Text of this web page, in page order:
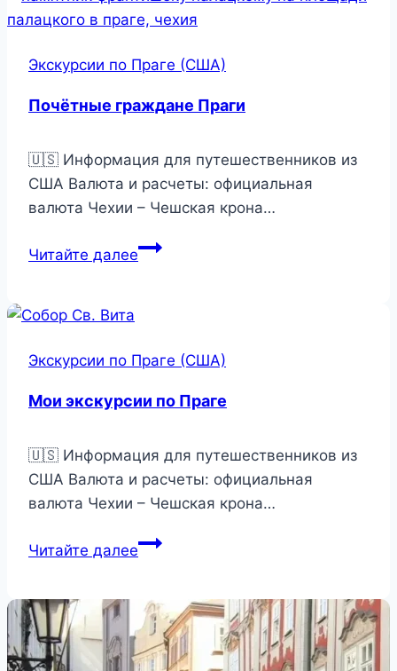
Экскурсии по Праге (США)
Почётные граждане Праги
🇺🇸 Информация для путешественников из
США Валюта и расчеты: официальная
валюта Чехии – Чешская крона…
Читайте далееПочётные
Экскурсии по Праге (США)
Мои экскурсии по Праге
🇺🇸 Информация для путешественников из
США Валюта и расчеты: официальная
валюта Чехии – Чешская крона…
Читайте далееМои
Праге